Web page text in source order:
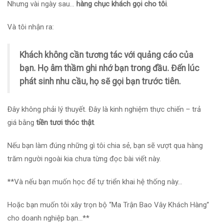
Nhưng vài ngày sau… hàng chục khách gọi cho tôi.
Và tôi nhận ra:
Khách không cần tương tác với quảng cáo của
bạn. Họ âm thầm ghi nhớ bạn trong đầu. Đến lúc
phát sinh nhu cầu, họ sẽ gọi bạn trước tiên.
Đây không phải lý thuyết. Đây là kinh nghiệm thực chiến – trả
giá bằng tiền tươi thóc thật.
Nếu bạn làm đúng những gì tôi chia sẻ, bạn sẽ vượt qua hàng
trăm người ngoài kia chưa từng đọc bài viết này.
**Và nếu bạn muốn học để tự triển khai hệ thống này…
Hoặc bạn muốn tôi xây trọn bộ “Ma Trận Bao Vây Khách Hàng”
cho doanh nghiệp bạn…**